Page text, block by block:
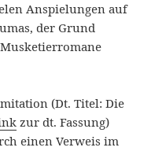
Anspielungen auf
der Grund
(Dt. Titel: Die
zur dt. Fassung)
einen Verweis im